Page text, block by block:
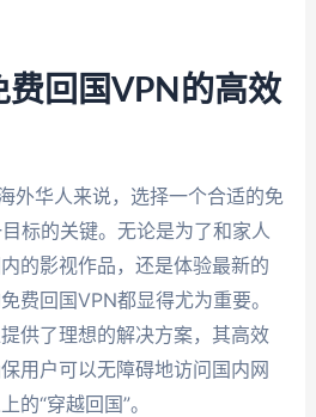
费回国VPN的高效
外华人来说，选择一个合适的免
标的关键。无论是为了和家人
的影视作品，还是体验最新的
费回国VPN都显得尤为重要。
供了理想的解决方案，其高效
用户可以无障碍地访问国内网
的“穿越回国”。